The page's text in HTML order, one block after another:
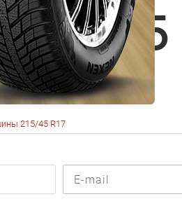
45
215/45 R17